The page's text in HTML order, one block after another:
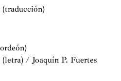
/ Joaquín P. Fuertes